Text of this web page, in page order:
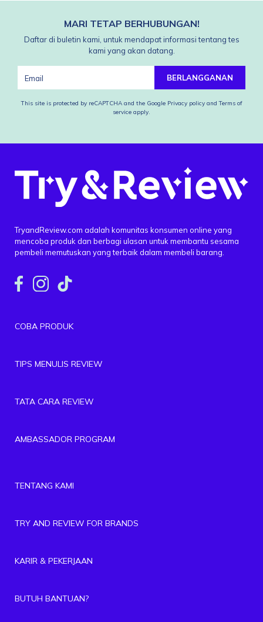
MARI TETAP BERHUBUNGAN!
Daftar di buletin kami, untuk mendapat informasi tentang tes
kami yang akan datang.
BERLANGGANAN
This site is protected by reCAPTCHA and the Google Privacy policy and Terms of
service apply.
TryandReview.com adalah komunitas konsumen online yang
mencoba produk dan berbagi ulasan untuk membantu sesama
pembeli memutuskan yang terbaik dalam membeli barang.
COBA PRODUK
TIPS MENULIS REVIEW
TATA CARA REVIEW
AMBASSADOR PROGRAM
TENTANG KAMI
TRY AND REVIEW FOR BRANDS
KARIR & PEKERJAAN
BUTUH BANTUAN?